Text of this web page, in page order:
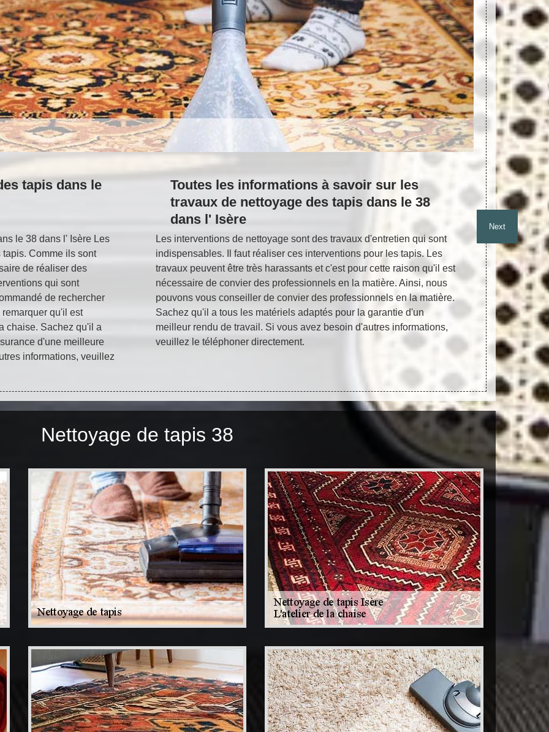
tapis dans le
le 38 dans l' Isère Les
Comme ils sont
de réaliser des
qui sont
de rechercher
qu'il est
chaise. Sachez qu'il a
d'une meilleure
informations, veuillez
Toutes les informations à savoir sur les
travaux de nettoyage des tapis dans le 38
dans l' Isère
Les interventions de nettoyage sont des travaux d'entretien qui sont
indispensables. Il faut réaliser ces interventions pour les tapis. Les
travaux peuvent être très harassants et c'est pour cette raison qu'il est
nécessaire de convier des professionnels en la matière. Ainsi, nous
pouvons vous conseiller de convier des professionnels en la matière.
Sachez qu'il a tous les matériels adaptés pour la garantie d'un
meilleur rendu de travail. Si vous avez besoin d'autres informations,
veuillez le téléphoner directement.
peut
des
Des
réaliser ces
sont très
N'oubliez
tout le
il faut le
Next
Nettoyage de tapis 38